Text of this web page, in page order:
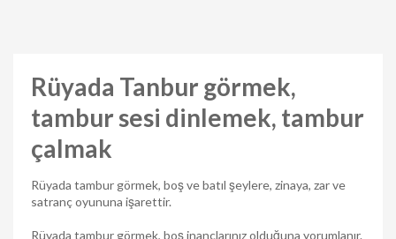
Rüyada Tanbur görmek,
tambur sesi dinlemek, tambur
çalmak
Rüyada tambur görmek, boş ve batıl şeylere, zinaya, zar ve
satranç oyununa işarettir.
Rüyada tambur görmek, boş inançlarınız olduğuna yorumlanır.